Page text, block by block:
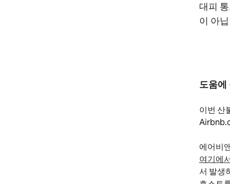
대피
이 아
도움에
이번 산
에어비
여기에
서 발생